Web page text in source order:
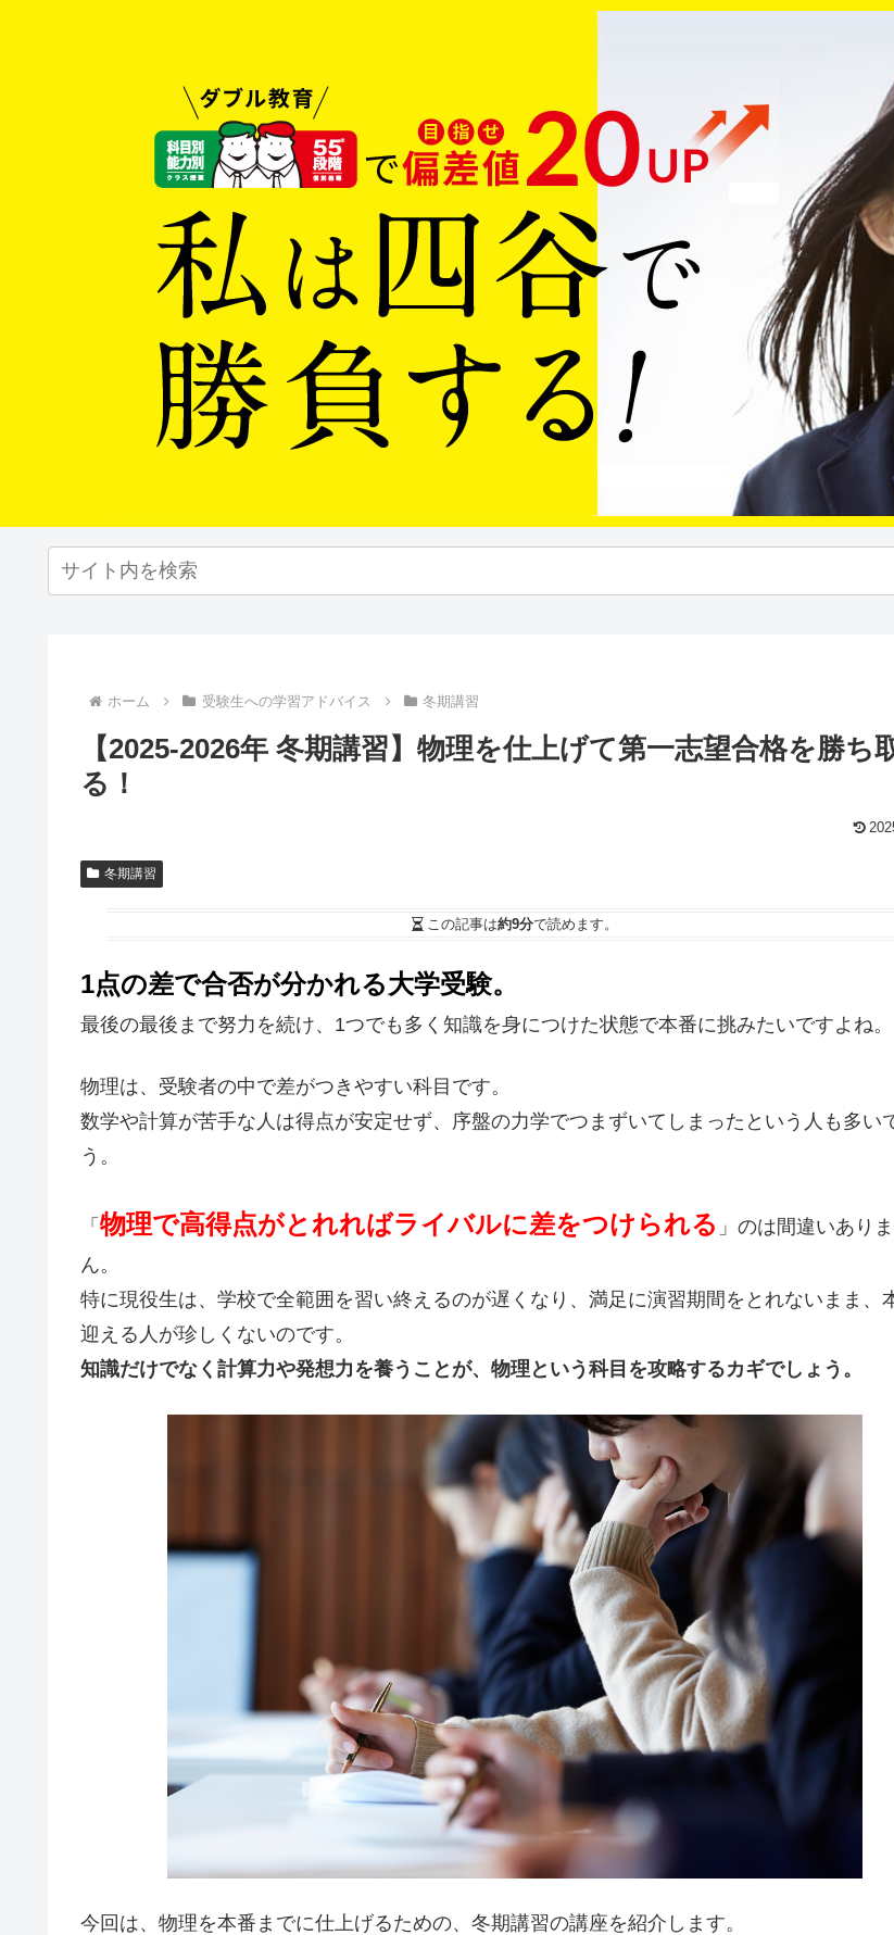
ホーム 受験生への学習アドバイス 冬期講習
【2025-2026年 冬期講習】物理を仕上げて第一志望合格を勝ち
る！
冬期講習
この記事は約9分で読めます。
1点の差で合否が分かれる大学受験。
最後の最後まで努力を続け、1つでも多く知識を身につけた状態で本番に挑みたいですよね。
物理は、受験者の中で差がつきやすい科目です。
数学や計算が苦手な人は得点が安定せず、序盤の力学でつまずいてしまったという人も多い
う。
「 物理で高得点がとれればライバルに差をつけられる 」のは間違いあり
ん。
特に現役生は、学校で全範囲を習い終えるのが遅くなり、満足に演習期間をとれないまま、
迎える人が珍しくないのです。
知識だけでなく計算力や発想力を養うことが、物理という科目を攻略するカギでしょう。
今回は、物理を本番までに仕上げるための、冬期講習の講座を紹介します。